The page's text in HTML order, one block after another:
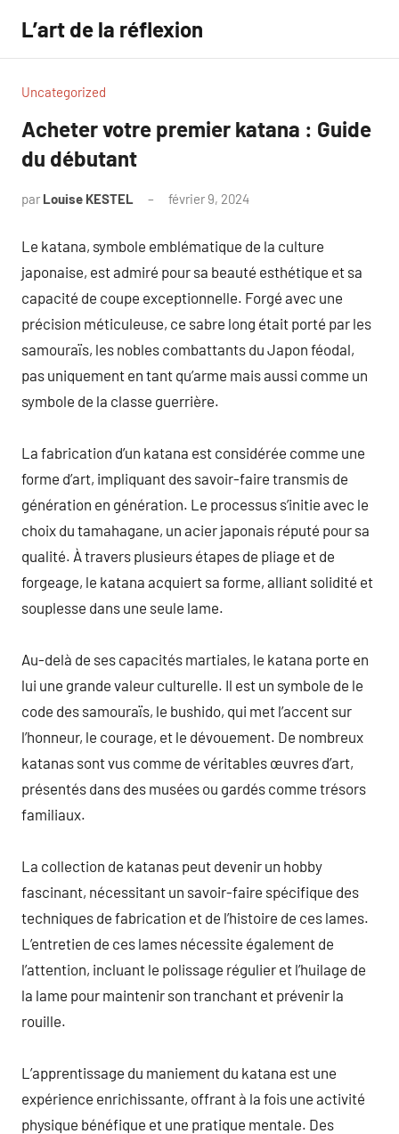
contenu
L’art de la réflexion
Uncategorized
Acheter votre premier katana : Guide
du débutant
par Louise KESTEL février 9, 2024
Le katana, symbole emblématique de la culture
japonaise, est admiré pour sa beauté esthétique et sa
capacité de coupe exceptionnelle. Forgé avec une
précision méticuleuse, ce sabre long était porté par les
samouraïs, les nobles combattants du Japon féodal,
pas uniquement en tant qu’arme mais aussi comme un
symbole de la classe guerrière.
La fabrication d’un katana est considérée comme une
forme d’art, impliquant des savoir-faire transmis de
génération en génération. Le processus s’initie avec le
choix du tamahagane, un acier japonais réputé pour sa
qualité. À travers plusieurs étapes de pliage et de
forgeage, le katana acquiert sa forme, alliant solidité et
souplesse dans une seule lame.
Au-delà de ses capacités martiales, le katana porte en
lui une grande valeur culturelle. Il est un symbole de le
code des samouraïs, le bushido, qui met l’accent sur
l’honneur, le courage, et le dévouement. De nombreux
katanas sont vus comme de véritables œuvres d’art,
présentés dans des musées ou gardés comme trésors
familiaux.
La collection de katanas peut devenir un hobby
fascinant, nécessitant un savoir-faire spécifique des
techniques de fabrication et de l’histoire de ces lames.
L’entretien de ces lames nécessite également de
l’attention, incluant le polissage régulier et l’huilage de
la lame pour maintenir son tranchant et prévenir la
rouille.
L’apprentissage du maniement du katana est une
expérience enrichissante, offrant à la fois une activité
physique bénéfique et une pratique mentale. Des